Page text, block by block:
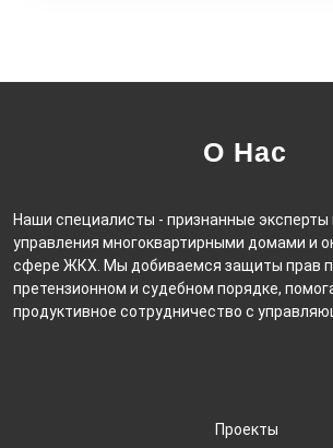
О Нас
Наши специалисты - признанные эксперты
управления многоквартирными домами и
сфере ЖКХ. Мы добиваемся защиты прав
претензионном и судебном порядке,
продуктивное сотрудничество с
Проекты